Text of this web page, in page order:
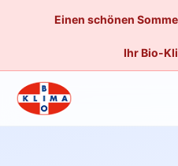
Einen schönen
Ihr Bio-